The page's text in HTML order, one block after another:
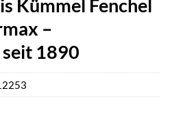
Kümmel Fenchel
–
1890